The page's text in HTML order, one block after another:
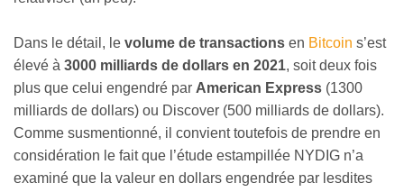
Dans le détail, le volume de transactions en Bitcoin s’est
élevé à 3000 milliards de dollars en 2021, soit deux fois
plus que celui engendré par American Express (1300
milliards de dollars) ou Discover (500 milliards de dollars).
Comme susmentionné, il convient toutefois de prendre en
considération le fait que l’étude estampillée NYDIG n’a
examiné que la valeur en dollars engendrée par lesdites